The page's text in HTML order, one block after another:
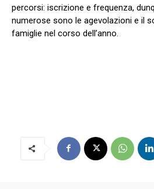
percorsi: iscrizione e frequenza,
numerose sono le agevolazioni e il
famiglie nel corso dell’anno.